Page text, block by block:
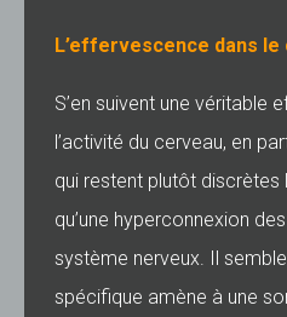
L’effervescence dans le
S’en suivent une véritable
l’activité du cerveau, en
qui restent plutôt discrètes
qu’une hyperconnexion
système nerveux. Il
spécifique amène à une